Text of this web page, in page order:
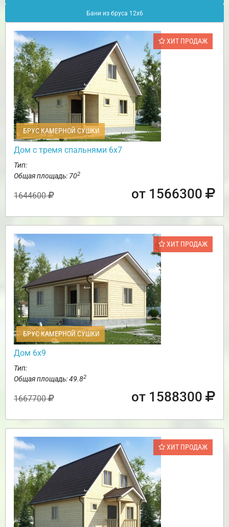
Бани из бруса 12х6
ХИТ ПРОДАЖ
БРУС КАМЕРНОЙ СУШКИ
Дом с тремя спальнями 6х7
Тип:
Общая площадь: 702
1644600 от 1566300
ХИТ ПРОДАЖ
БРУС КАМЕРНОЙ СУШКИ
Дом 6х9
Тип:
Общая площадь: 49.82
1667700 от 1588300
ХИТ ПРОДАЖ